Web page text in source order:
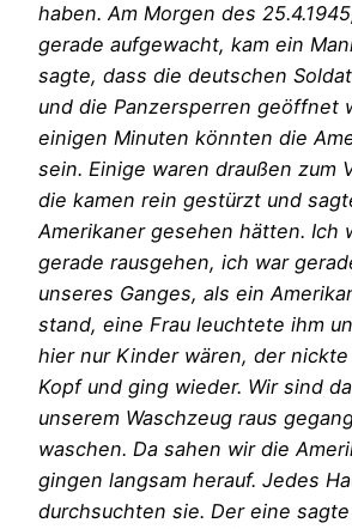
haben. Am Morgen des
gerade aufgewacht, kam ein
sagte, dass die deutschen
und die Panzersperren geöffnet
einigen Minuten könnten die
sein. Einige waren draußen zum
die kamen rein gestürzt und
Amerikaner gesehen hätten. Ich
gerade rausgehen, ich war
unseres Ganges, als ein
stand, eine Frau leuchtete ihm
hier nur Kinder wären, der
Kopf und ging wieder. Wir sind
unserem Waschzeug raus
waschen. Da sahen wir die
gingen langsam herauf. Jedes
durchsuchten sie. Der eine